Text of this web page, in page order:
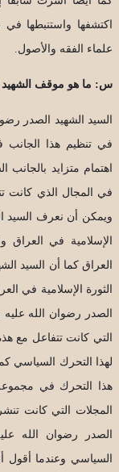
اكتشفها واستنبطها
علماء الفقه والأصول.
س: ما هو موقف الشهيد
السيد الشهيد الصدر
في تنظيم هذا
اهتمام متزايد
في المجال الذي كانت
ويمكن أن نعرف السيد
الإسلامية في
العراق كما أن السيد
الثورة الإسلامية في
الصدر رضوان الله
التي كانت تتفاعل مع
لهذا التحرك السياسي
هذا التحرك في
المجلات التي كانت
الصدر رضوان الله
السياسي وعندما أقول